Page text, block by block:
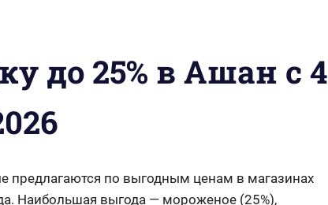
до 25% в Ашан с 4
предлагаются по выгодным ценам в магазинах
Наибольшая выгода — мороженое (25%),